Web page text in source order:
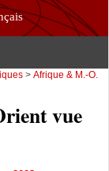
>Afrique & M.-O.
vue